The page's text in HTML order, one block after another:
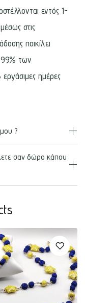
εντός 1-
στις
ποικίλει
99% των
ημέρες
?
σαν δώρο κάπου